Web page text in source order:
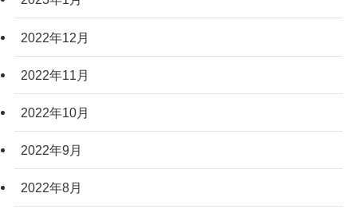
2022年12月
2022年11月
2022年10月
2022年9月
2022年8月